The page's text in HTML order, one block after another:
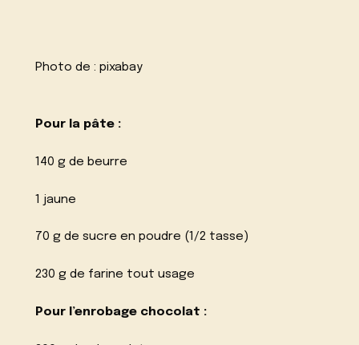
Photo de :pixabay
Pour la pâte :
140 g de beurre
1 jaune
70 g de sucre en poudre (1/2 tasse)
230 g de farine tout usage
Pour l’enrobage chocolat :